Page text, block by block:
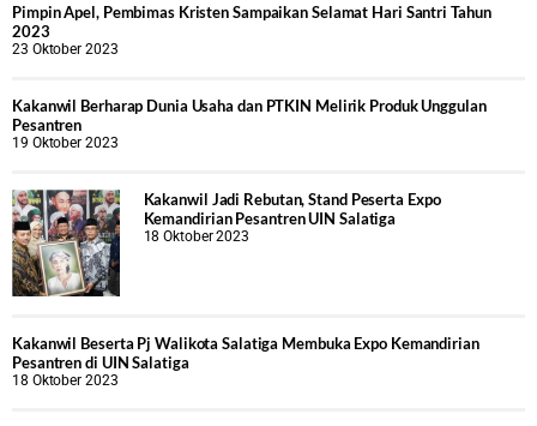
Pimpin Apel, Pembimas Kristen Sampaikan Selamat Hari Santri Tahun
2023
23 Oktober 2023
Kakanwil Berharap Dunia Usaha dan PTKIN Melirik Produk Unggulan
Pesantren
19 Oktober 2023
Kakanwil Jadi Rebutan, Stand Peserta Expo
Kemandirian Pesantren UIN Salatiga
18 Oktober 2023
Kakanwil Beserta Pj Walikota Salatiga Membuka Expo Kemandirian
Pesantren di UIN Salatiga
18 Oktober 2023